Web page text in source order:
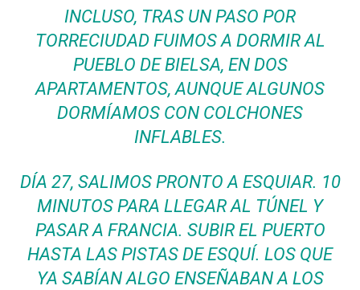
INCLUSO, TRAS UN PASO POR
TORRECIUDAD FUIMOS A DORMIR AL
PUEBLO DE BIELSA, EN DOS
APARTAMENTOS, AUNQUE ALGUNOS
DORMÍAMOS CON COLCHONES
INFLABLES.
DÍA 27, SALIMOS PRONTO A ESQUIAR. 10
MINUTOS PARA LLEGAR AL TÚNEL Y
PASAR A FRANCIA. SUBIR EL PUERTO
HASTA LAS PISTAS DE ESQUÍ. LOS QUE
YA SABÍAN ALGO ENSEÑABAN A LOS